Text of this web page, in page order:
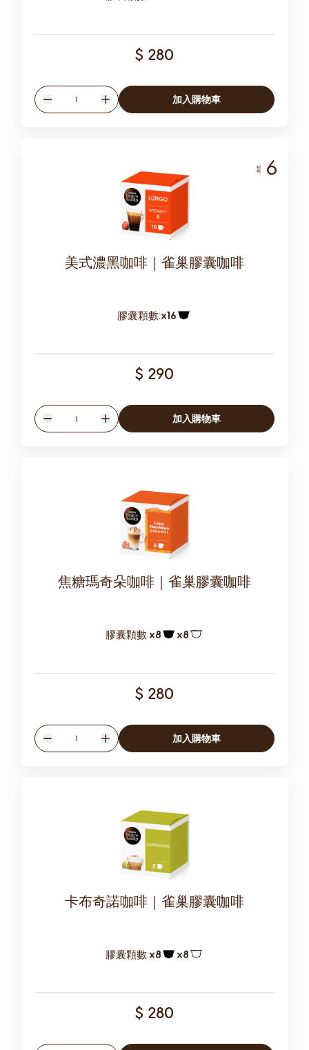
$ 280
數量
增加
加入購物車
濃度 6
美式濃黑咖啡｜雀巢膠囊咖啡
膠囊顆數:x16
$ 290
數量
增加
加入購物車
焦糖瑪奇朵咖啡｜雀巢膠囊咖啡
膠囊顆數:x8 x8
$ 280
數量
增加
加入購物車
卡布奇諾咖啡｜雀巢膠囊咖啡
膠囊顆數:x8 x8
$ 280